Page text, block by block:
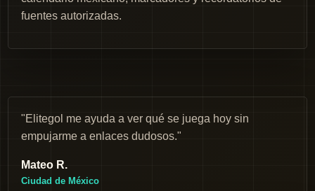
fuentes autorizadas.
"Elitegol me ayuda a ver qué se juega hoy sin
empujarme a enlaces dudosos."
Mateo R.
Ciudad de México